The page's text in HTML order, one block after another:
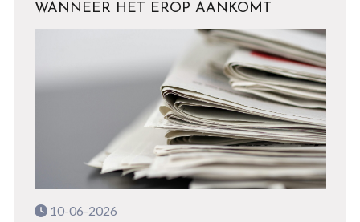
WANNEER HET EROP AANKOMT
10-06-2026